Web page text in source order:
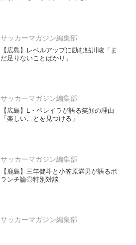
サッカーマガジン編集部
【広島】レベルアップに励む鮎川峻「ま
だ足りないことばかり」
サッカーマガジン編集部
【広島】L・ペレイラが語る笑顔の理由
「楽しいことを見つける」
サッカーマガジン編集部
【鹿島】三竿健斗と小笠原満男が語るボ
ランチ論◎特別対談
サッカーマガジン編集部